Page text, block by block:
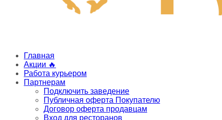
Главная
Акции 🔥
Работа курьером
Партнерам
Подключить заведение
Публичная оферта Покупателю
Договор оферта продавцам
Вход для ресторанов